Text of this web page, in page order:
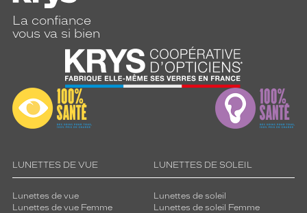
La confiance
vous va si bien
LUNETTES DE VUE
Lunettes de vue
Lunettes de vue Femme
LUNETTES DE SOLEIL
Lunettes de soleil
Lunettes de soleil Femme